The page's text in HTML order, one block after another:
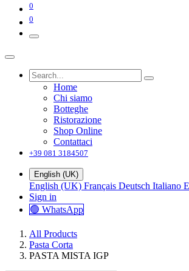
0
0
Home
Chi siamo
Botteghe
Ristorazione
Shop Online
Contattaci
+39 081 3184507
English (UK)
English (UK) Français Deutsch Italiano
Sign in
🟢 WhatsApp
All Products
Pasta Corta
PASTA MISTA IGP